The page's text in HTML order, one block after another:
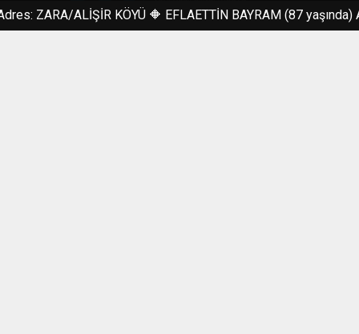
www.sivasbiliyor.com
ALİŞİR KÖYÜ 🔶 EFLAETTİN BAYRAM (87